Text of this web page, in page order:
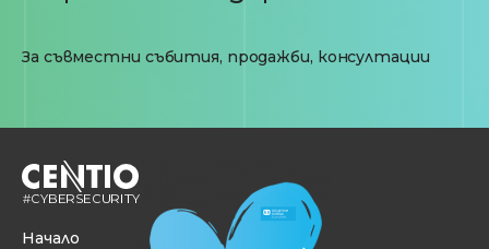
За съвместни събития, продажби, консултации
Начало